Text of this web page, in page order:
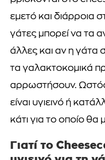
εμετό και διάρροια
γάτες μπορεί να τα
άλλες και αν η γάτα
τα γαλακτοκομικά
αρρωστήσουν.
είναι υγιεινό ή
κάτι για το οποίο θα
Γιατί το